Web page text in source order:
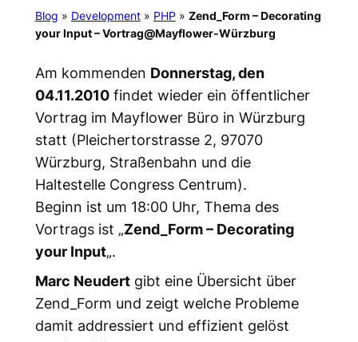
Blog » Development» PHP » Zend_Form – Decorating
your Input – Vortrag@Mayflower-Würzburg
Am kommenden Donnerstag, den
04.11.2010findet wieder ein öffentlicher
Vortrag im Mayflower Büro in Würzburg
statt (Pleichertorstrasse 2, 97070
Würzburg, Straßenbahn und die
Haltestelle Congress Centrum).
Beginn ist um 18:00 Uhr, Thema des
Vortrags ist „Zend_Form – Decorating
your Input„.
Marc Neudertgibt eine Übersicht über
Zend_Form und zeigt welche Probleme
damit addressiert und effizient gelöst